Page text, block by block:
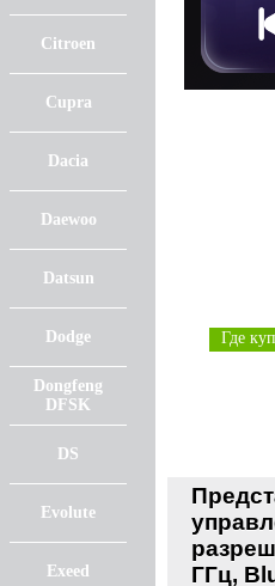
Citroen
Cupra
Dacia
Daewoo
Datsun
Dodge
Dongfeng
DFSK
DS
Evolute
Exeed
Где
ГГц,